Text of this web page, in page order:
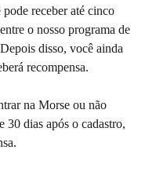
pode receber até cinco
o nosso programa de
disso, você ainda
recompensa.
na Morse ou não
dias após o cadastro,